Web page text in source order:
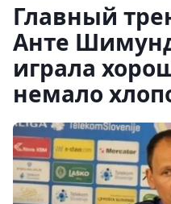
Главный
Анте
играла
немало